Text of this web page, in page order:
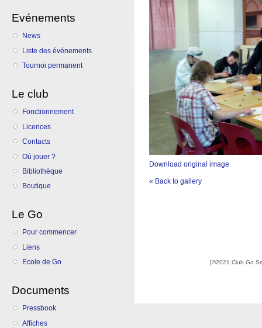
Evénements
News
Liste des événements
Tournoi permanent
Le club
Fonctionnement
Licences
Contacts
Où jouer ?
Bibliothèque
Boutique
Le Go
Pour commencer
Liens
Ecole de Go
Documents
Pressbook
Affiches
Download original image
« Back to gallery
[©2021 Club Go